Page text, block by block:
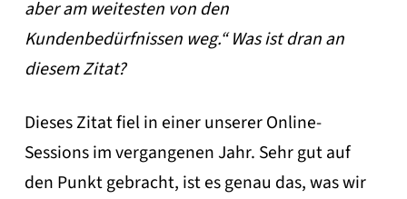
aber am weitesten von den
Kundenbedürfnissen weg.“ Was ist dran an
diesem Zitat?
Dieses Zitat fiel in einer unserer Online-
Sessions im vergangenen Jahr. Sehr gut auf
den Punkt gebracht, ist es genau das, was wir